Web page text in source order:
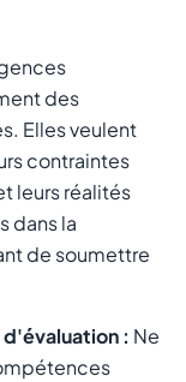
des
Elles veulent
contraintes
leurs réalités
dans la
de soumettre
: Ne